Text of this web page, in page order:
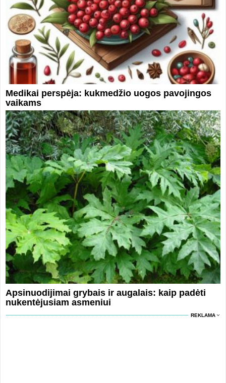
Medikai perspėja: kukmedžio uogos pavojingos
vaikams
Apsinuodijimai grybais ir augalais: kaip padėti
nukentėjusiam asmeniui
REKLAMA